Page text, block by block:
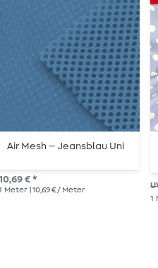
Air Mesh – Jeansblau Uni
€ *
Meter | 10,69 € / Meter
1